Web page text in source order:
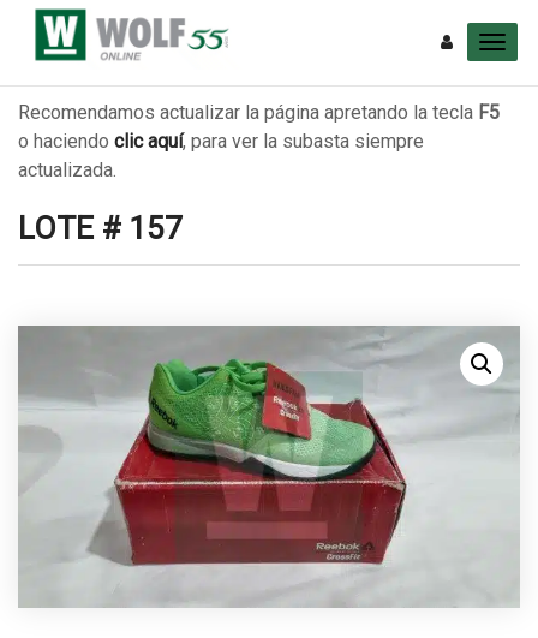
Recomendamos actualizar la página apretando la tecla F5
o haciendo clic aquí, para ver la subasta siempre
actualizada.
LOTE # 157